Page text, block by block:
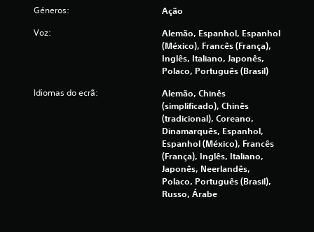
m
á
m
o
d
Géneros: Ação
Voz:
Alemão, Espanhol, Espanhol
(México), Francês (França),
Inglês, Italiano, Japonês,
Polaco, Português (Brasil)
Idiomas do ecrã:
Alemão, Chinês
(simplificado), Chinês
(tradicional), Coreano,
Dinamarquês, Espanhol,
Espanhol (México), Francês
(França), Inglês, Italiano,
Japonês, Neerlandês,
Polaco, Português (Brasil),
Russo, Árabe